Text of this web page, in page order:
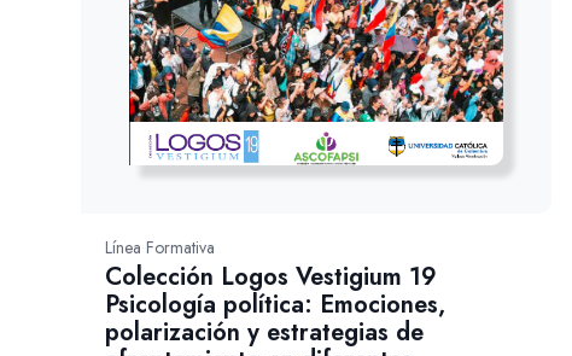
Línea Formativa
Colección Logos Vestigium 19
Psicología política: Emociones,
polarización y estrategias de